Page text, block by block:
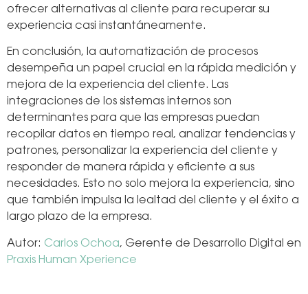
ofrecer alternativas al cliente para recuperar su
experiencia casi instantáneamente.
En conclusión, la automatización de procesos
desempeña un papel crucial en la rápida medición y
mejora de la experiencia del cliente. Las
integraciones de los sistemas internos son
determinantes para que las empresas puedan
recopilar datos en tiempo real, analizar tendencias y
patrones, personalizar la experiencia del cliente y
responder de manera rápida y eficiente a sus
necesidades. Esto no solo mejora la experiencia, sino
que también impulsa la lealtad del cliente y el éxito a
largo plazo de la empresa.
Autor: Carlos Ochoa, Gerente de Desarrollo Digital en
Praxis Human Xperience